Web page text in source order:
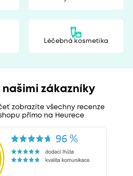
Léčebná kosmetika
našimi zákazníky
zobrazíte všechny recenze
přímo na Heurece